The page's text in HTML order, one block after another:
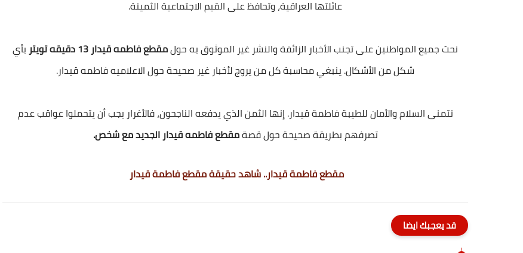
عائلتها العراقية، وتحافظ على القيم الاجتماعية الثمينة.
نحث جميع المواطنين على تجنب الأخبار الزائفة والنشر غير الموثوق به حولمقطع فاطمه قيدار 13 دقيقه تويتر
بأي
شكل من الأشكال. ينبغي محاسبة كل من يروج لأخبار غير صحيحة حول الاعلاميه فاطمه قيدار.
نتمنى السلام والأمان للطيبة فاطمة قيدار. إنها الثمن الذي يدفعه الناجحون، فالأغرار يجب أن يتحملوا عواقب عدم
تصرفهم بطريقة صحيحة حول قصةمقطع فاطمه قيدار الجديد مع شخص.
مقطع فاطمة قيدار.. شاهد حقيقة مقطع فاطمة قيدار
قد يعجبك ايضا